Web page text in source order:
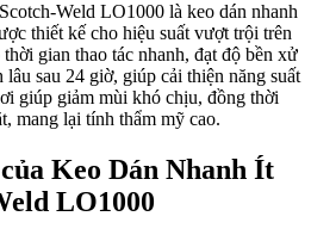
Weld LO1000 là keo dán nhanh
thiết kế cho hiệu suất vượt trội trên
gian thao tác nhanh, đạt độ bền xử
sau 24 giờ, giúp cải thiện năng suất
giúp giảm mùi khó chịu, đồng thời
mang lại tính thẩm mỹ cao.
Keo Dán Nhanh Ít
LO1000